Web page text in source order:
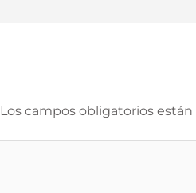
Los campos obligatorios